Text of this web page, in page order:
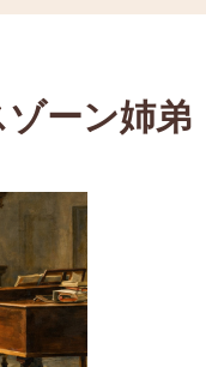
ーン姉弟